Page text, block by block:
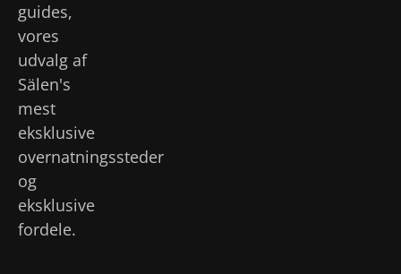
guides,
vores
udvalg af
Sälen's
mest
eksklusive
overnatningssteder
og
eksklusive
fordele.